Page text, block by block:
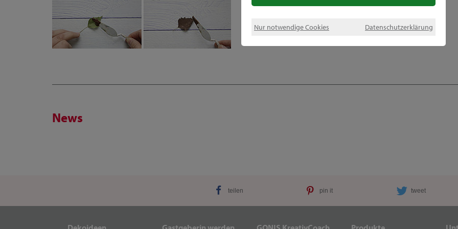
Nur notwendige Cookies Datenschutzerklärung
News
teilen pin it tweet